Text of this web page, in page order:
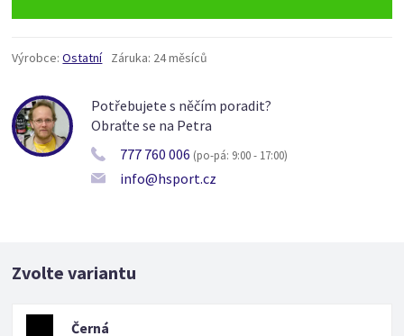
Výrobce: Ostatní Záruka: 24 měsíců
Potřebujete s něčím poradit?
Obraťte se na Petra
777 760 006 (po-pá: 9:00 - 17:00)
info@hsport.cz
Zvolte variantu
Černá